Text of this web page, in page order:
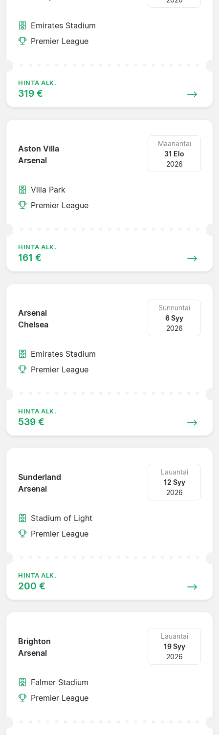
Emirates Stadium
Premier League
HINTA ALK.
319 €
Aston Villa
Arsenal
Maanantai
31 Elo
2026
Villa Park
Premier League
HINTA ALK.
161 €
Arsenal
Chelsea
Sunnuntai
6 Syy
2026
Emirates Stadium
Premier League
HINTA ALK.
539 €
Sunderland
Arsenal
Lauantai
12 Syy
2026
Stadium of Light
Premier League
HINTA ALK.
200 €
Brighton
Arsenal
Lauantai
19 Syy
2026
Falmer Stadium
Premier League